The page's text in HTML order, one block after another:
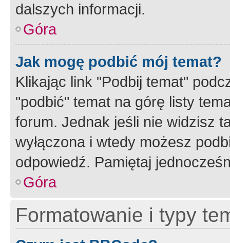
dalszych informacji.
Góra
Jak mogę podbić mój temat?
Klikając link "Podbij temat"
"podbić" temat na górę listy
forum. Jednak jeśli nie widzisz
wyłączona i wtedy możesz
odpowiedź. Pamiętaj
Góra
Formatowanie i typy